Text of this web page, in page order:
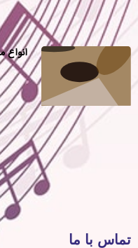
انواع
تماس با ما